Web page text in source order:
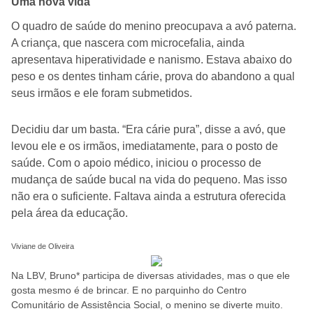
O quadro de saúde do menino preocupava a avó paterna.
A criança, que nascera com microcefalia, ainda
apresentava hiperatividade e nanismo. Estava abaixo do
peso e os dentes tinham cárie, prova do abandono a qual
seus irmãos e ele foram submetidos.
Decidiu dar um basta. “Era cárie pura”, disse a avó, que
levou ele e os irmãos, imediatamente, para o posto de
saúde. Com o apoio médico, iniciou o processo de
mudança de saúde bucal na vida do pequeno. Mas isso
não era o suficiente. Faltava ainda a estrutura oferecida
pela área da educação.
Viviane de Oliveira
Na LBV, Bruno* participa de diversas atividades, mas o que ele
gosta mesmo é de brincar. E no parquinho do Centro
Comunitário de Assistência Social, o menino se diverte muito.